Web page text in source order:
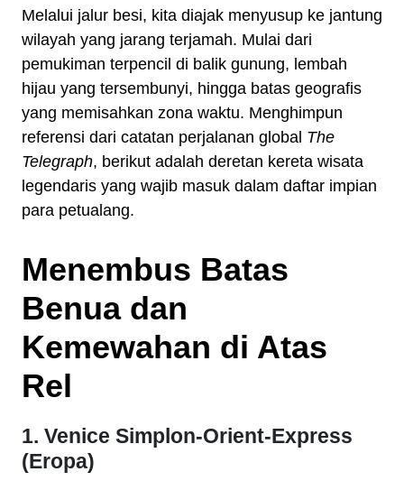
Melalui jalur besi, kita diajak menyusup ke jantung
wilayah yang jarang terjamah. Mulai dari
pemukiman terpencil di balik gunung, lembah
hijau yang tersembunyi, hingga batas geografis
yang memisahkan zona waktu. Menghimpun
referensi dari catatan perjalanan global The
Telegraph, berikut adalah deretan kereta wisata
legendaris yang wajib masuk dalam daftar impian
para petualang.
Menembus Batas
Benua dan
Kemewahan di Atas
Rel
1. Venice Simplon-Orient-Express
(Eropa)